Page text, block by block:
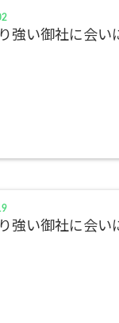
強い御社に会
強い御社に会